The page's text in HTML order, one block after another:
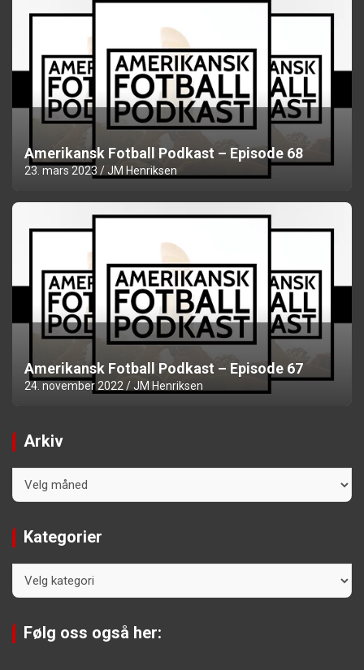
Amerikansk Fotball Podkast – Episode 68
23. mars 2023 JM Henriksen
Amerikansk Fotball Podkast – Episode 67
24. november 2022 JM Henriksen
Arkiv
Kategorier
Følg oss også her: